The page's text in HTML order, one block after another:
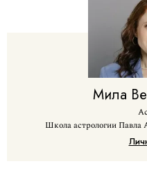
Мила
Школа астрологии Павла